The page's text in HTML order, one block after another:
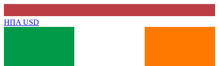
ΗΠΑ USD